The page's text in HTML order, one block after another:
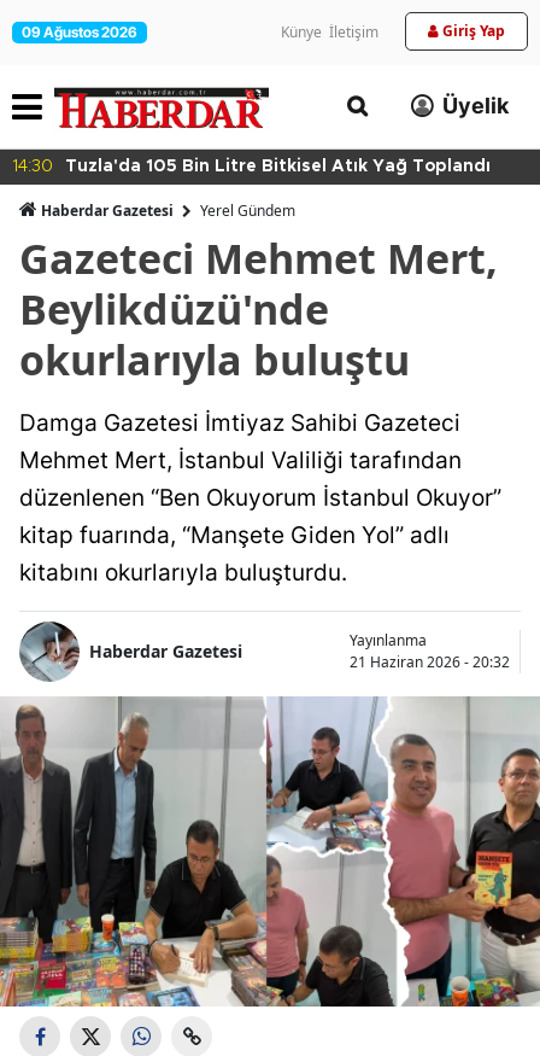
09 Ağustos 2026 Künye İletişim Giriş Yap
Üyelik
14:30 Tuzla'da 105 Bin Litre Bitkisel Atık Yağ Toplandı
Haberdar Gazetesi Yerel Gündem
Gazeteci Mehmet Mert,
Beylikdüzü'nde
okurlarıyla buluştu
Damga Gazetesi İmtiyaz Sahibi Gazeteci
Mehmet Mert, İstanbul Valiliği tarafından
düzenlenen “Ben Okuyorum İstanbul Okuyor”
kitap fuarında, “Manşete Giden Yol” adlı
kitabını okurlarıyla buluşturdu.
Haberdar Gazetesi
Yayınlanma
21 Haziran 2026 - 20:32